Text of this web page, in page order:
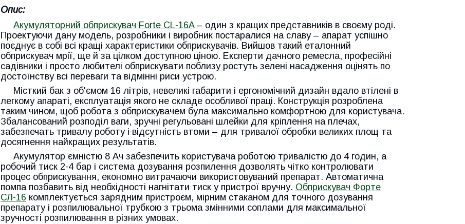
Опис:
Акумуляторний обприскувач Forte CL-16A– один з кращих представників в своєму роді.
Проектуючи дану модель, розробники і виробник постаралися на славу – апарат успішно
поєднує в собі всі кращі характеристики обприскувачів. Вийшов такий еталонний
обприскувач мрії, ще й за цілком доступною ціною. Експерти дачного ремесла, професійні
садівники і просто любителі обприскувати поблизу ростуть зелені насадження оцінять по
достоїнству всі переваги та відмінні риси устрою.
Місткий бак з об'ємом 16 літрів, невеликі габарити і ергономічний дизайн вдало втілені в
легкому апараті, експлуатація якого не складе особливої праці. Конструкція розроблена
таким чином, щоб робота з обприскувачем була максимально комфортною для користувача.
Збалансований розподіл ваги, зручні регульовані шлейки для кріплення на плечах,
забезпечать тривалу роботу і відсутність втоми – для тривалої обробки великих площ та
досягнення найкращих результатів.
Акумулятор ємністю 8 Ач забезпечить користувача роботою тривалістю до 4 годин, а
робочий тиск 2-4 бар і система дозування розпилення дозволять чітко контролювати
процес обприскування, економно витрачаючи використовуваний препарат. Автоматична
помпа позбавить від необхідності нагнітати тиск у пристрої вручну. Обприскувач Форте
СЛ-16 комплектується зарядним пристроєм, мірним стаканом для точного дозування
препарату і розпилювальної трубкою з трьома змінними соплами для максимальної
зручності розпилювання в різних умовах.